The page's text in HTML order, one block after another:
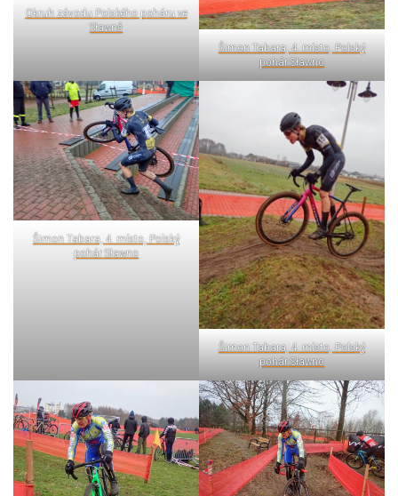
Okruh závodu Polského poháru ve
Sławně
Šimon Tabara, 4. místo, Polský
pohár Sławno
Šimon Tabara, 4. místo, Polský
pohár Sławno
Šimon Tabara, 4. místo, Polský
pohár Sławno